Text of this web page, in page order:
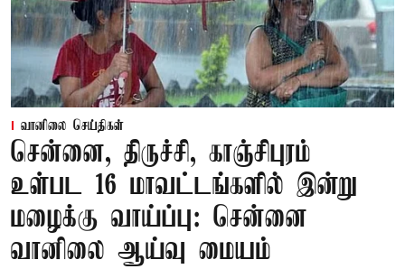
வானிலை செய்திகள்
சென்னை, திருச்சி, காஞ்சிபுரம்
உள்பட 16 மாவட்டங்களில் இன்று
மழைக்கு வாய்ப்பு: சென்னை
வானிலை ஆய்வு மையம்